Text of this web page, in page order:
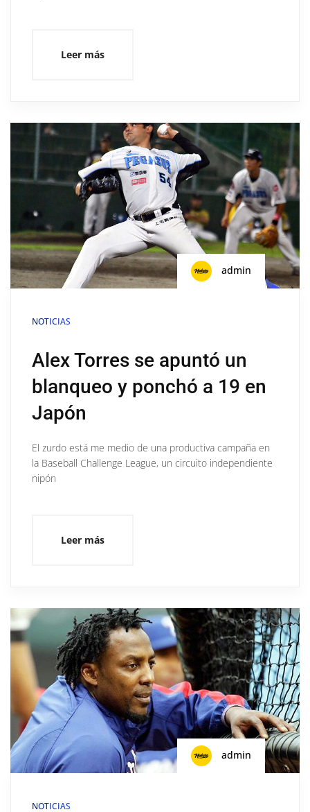
Leer más
admin
NOTICIAS
Alex Torres se apuntó un
blanqueo y ponchó a 19 en
Japón
El zurdo está me medio de una productiva campaña en
la Baseball Challenge League, un circuito independiente
nipón
Leer más
admin
NOTICIAS